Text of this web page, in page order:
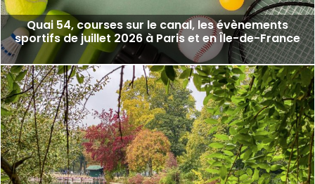
Quai 54, courses sur le canal, les évènements
sportifs de juillet 2026 à Paris et en Île-de-France